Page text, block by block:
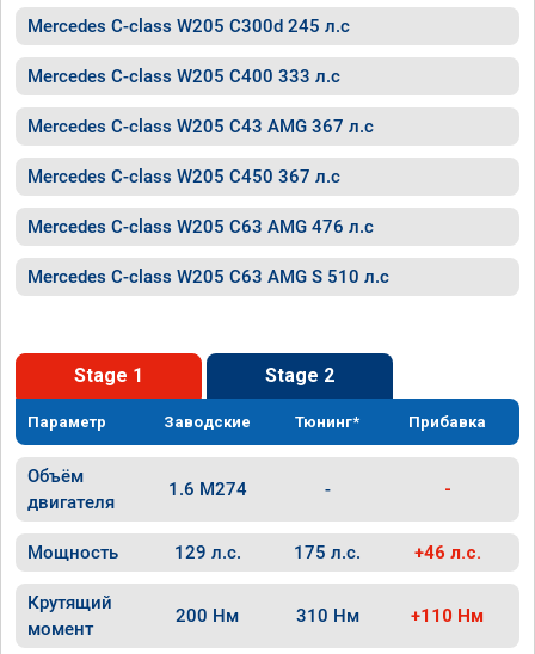
Mercedes C-class W205 C300d 245 л.с
Mercedes C-class W205 C400 333 л.с
Mercedes C-class W205 C43 AMG 367 л.с
Mercedes C-class W205 C450 367 л.с
Mercedes C-class W205 C63 AMG 476 л.с
Mercedes C-class W205 C63 AMG S 510 л.с
Stage 1 Stage 2
Параметр Заводские Тюнинг* Прибавка
Объём
двигателя
1.6 M274 - -
Мощность 129 л.с. 175 л.с. +46 л.с.
Крутящий
момент
200 Нм 310 Нм +110 Нм